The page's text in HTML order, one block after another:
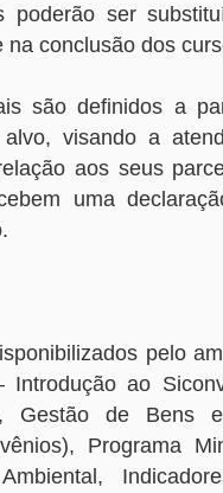
poderão ser
conclusão dos
são definidos a
visando a
aos seus
uma
pelo
Introdução ao
Gestão de Bens
Programa